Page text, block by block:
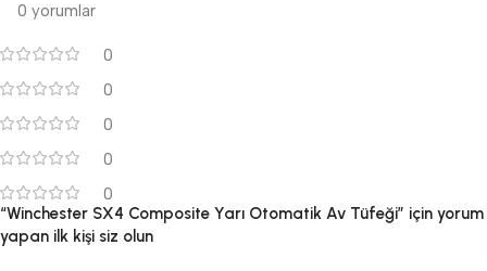
0 yorumlar
0
0
0
0
0
“Winchester SX4 Composite Yarı Otomatik Av Tüfeği” için yorum
yapan ilk kişi siz olun